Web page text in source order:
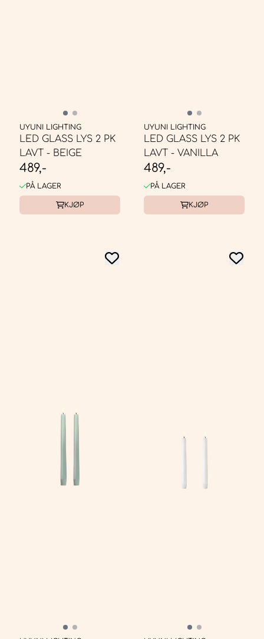
UYUNI LIGHTING
LED GLASS LYS 2 PK
LAVT - BEIGE
489,-
PÅ LAGER
KJØP
UYUNI LIGHTING
LED GLASS LYS 2 PK
LAVT - VANILLA
489,-
PÅ LAGER
KJØP